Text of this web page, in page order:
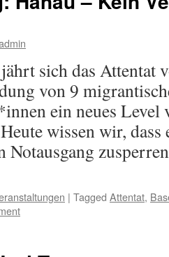
sich das Attentat
von 9
ein neues Level
wissen wir, dass
Notausgang
| Tagged Attentat,